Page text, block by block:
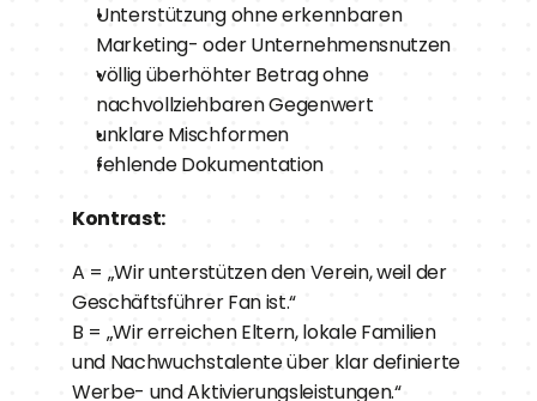
Unterstützung ohne erkennbaren
Marketing- oder Unternehmensnutzen
völlig überhöhter Betrag ohne
nachvollziehbaren Gegenwert
unklare Mischformen
fehlende Dokumentation
Kontrast:
A = „Wir unterstützen den Verein, weil der
Geschäftsführer Fan ist.“
B = „Wir erreichen Eltern, lokale Familien
und Nachwuchstalente über klar definierte
Werbe- und Aktivierungsleistungen.“